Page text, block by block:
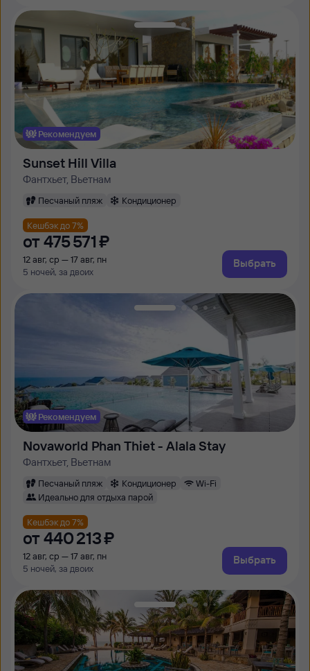
Рекомендуем
Sunset Hill Villa
Фантхьет, Вьетнам
Песчаный пляж Кондиционер
Кешбэк до 7%
от 475 ⁠571 ⁠₽
12 авг, ср — 17 авг, пн
5 ночей, за двоих
Выбрать
Рекомендуем
Novaworld Phan Thiet - Alala Stay
Фантхьет, Вьетнам
Песчаный пляж Кондиционер
Wi-Fi
Идеально для отдыха парой
Кешбэк до 7%
от 440 ⁠213 ⁠₽
12 авг, ср — 17 авг, пн
5 ночей, за двоих
Выбрать